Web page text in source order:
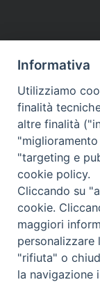
DIOCESI
Contatti:
E-
Orari:
Lunedì,
Informativa
Utilizziamo
finalità
altre finalità
"targeting e
cookie policy.
Cliccando su
cookie.
maggiori
personalizzare
"rifiuta" o
la navigazione